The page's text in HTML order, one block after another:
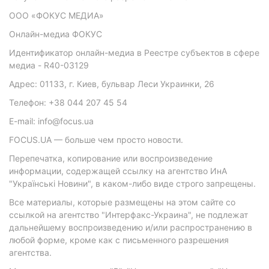
ООО «ФОКУС МЕДИА»
Онлайн-медиа ФОКУС
Идентификатор онлайн-медиа в Реестре субъектов в сфере
медиа - R40-03129
Адрес: 01133, г. Киев, бульвар Леси Украинки, 26
Телефон: +38 044 207 45 54
E-mail: info@focus.ua
FOCUS.UA — больше чем просто новости.
Перепечатка, копирование или воспроизведение
информации, содержащей ссылку на агентство ИнА
"Українські Новини", в каком-либо виде строго запрещены.
Все материалы, которые размещены на этом сайте со
ссылкой на агентство "Интерфакс-Украина", не подлежат
дальнейшему воспроизведению и/или распространению в
любой форме, кроме как с письменного разрешения
агентства.